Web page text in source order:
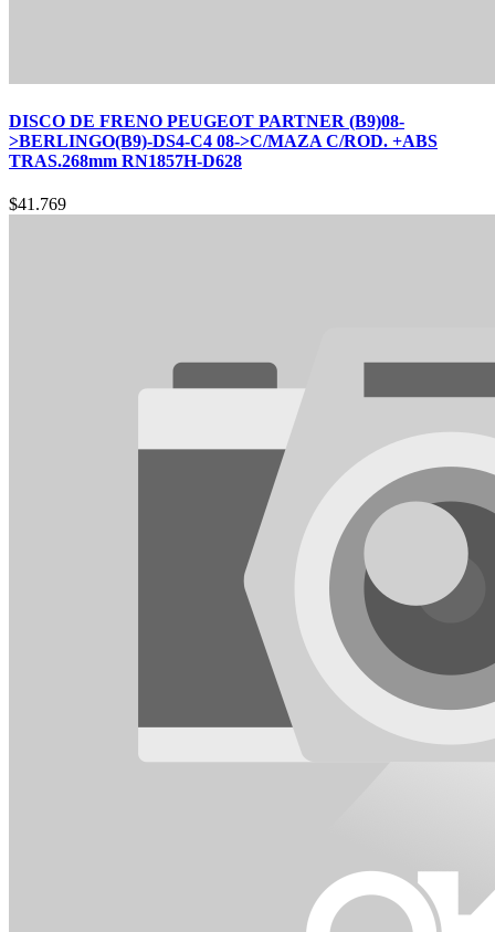
DISCO DE FRENO PEUGEOT PARTNER (B9)08-
>BERLINGO(B9)-DS4-C4 08->C/MAZA C/ROD. +ABS
TRAS.268mm RN1857H-D628
$41.769